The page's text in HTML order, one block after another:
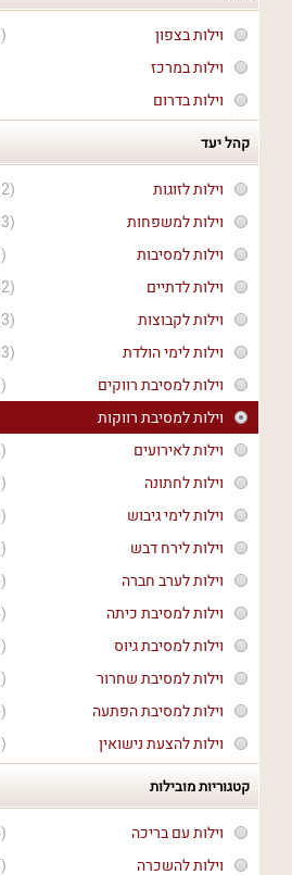
(41)
וילות בצפון
וילות במרכז
וילות בדרום
קהל יעד
(102)
וילות לזוגות
(103)
וילות למשפחות
(56)
וילות למסיבות
(102)
וילות לדתיים
(103)
וילות לקבוצות
(103)
וילות לימי הולדת
(36)
וילות למסיבת רווקים
וילות למסיבת רווקות
(91)
וילות לאירועים
(41)
וילות לחתונה
(91)
וילות לימי גיבוש
(70)
וילות לירח דבש
(96)
וילות לערב חברה
(34)
וילות למסיבת כיתה
(39)
וילות למסיבת גיוס
(48)
וילות למסיבת שחרור
(56)
וילות למסיבת הפתעה
(88)
וילות להצעת נישואין
קטגוריות מובילות
(74)
וילות עם בריכה
(77)
וילות להשכרה